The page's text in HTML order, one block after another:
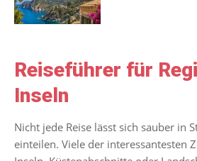
Reiseführer für
Inseln
Nicht jede Reise lässt sich sauber in
einteilen. Viele der interessantesten